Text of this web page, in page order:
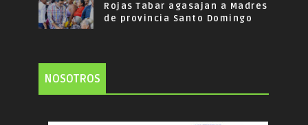
Rojas Tabar agasajan a Madres
de provincia Santo Domingo
NOSOTROS